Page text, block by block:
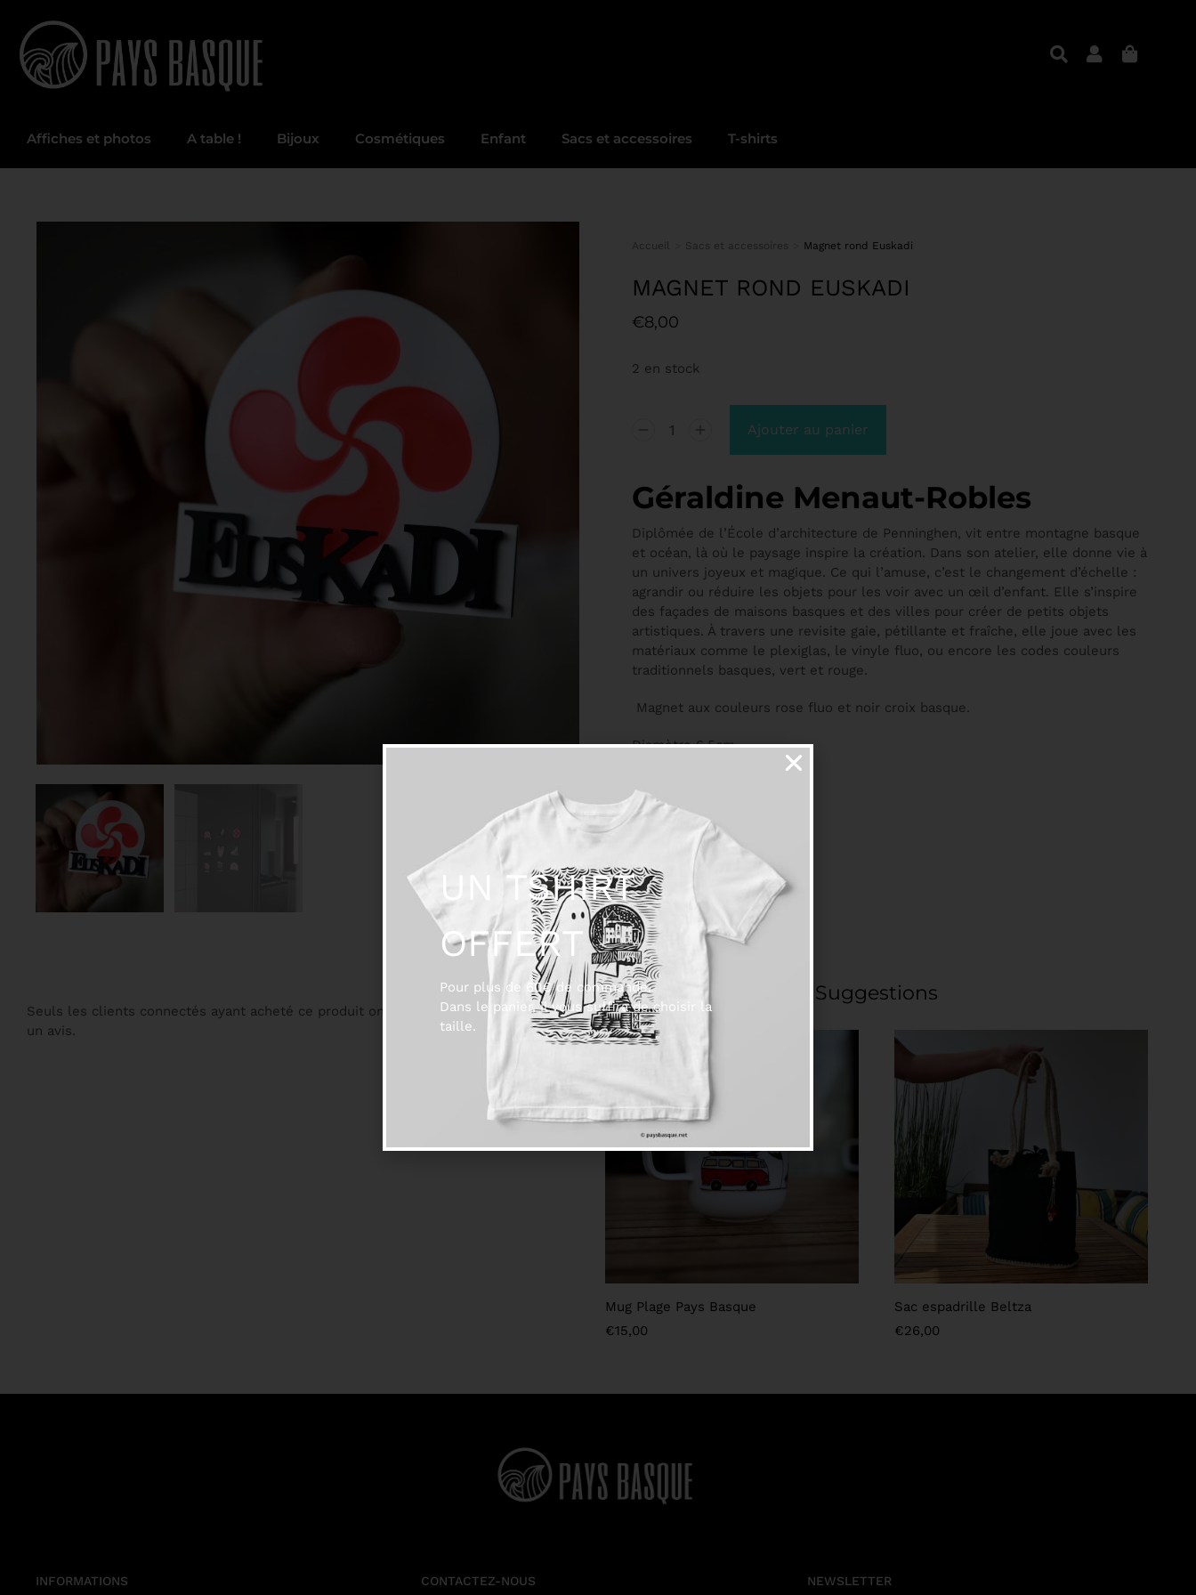
Affiches et photos A table ! Bijoux Cosmétiques Enfant Sacs et accessoires T-shirts
Vous êtes ici :
Accueil Sacs et accessoires Magnet rond Euskadi
MAGNET ROND EUSKADI
€8,00
2 en stock
Ajouter au panier
Géraldine Menaut-Robles
Diplômée de l’École d’architecture de Penninghen, vit entre montagne basque
et océan, là où le paysage inspire la création. Dans son atelier, elle donne vie à
un univers joyeux et magique. Ce qui l’amuse, c’est le changement d’échelle :
agrandir ou réduire les objets pour les voir avec un œil d’enfant. Elle s’inspire
des façades de maisons basques et des villes pour créer de petits objets
artistiques. À travers une revisite gaie, pétillante et fraîche, elle joue avec les
matériaux comme le plexiglas, le vinyle fluo, ou encore les codes couleurs
traditionnels basques, vert et rouge.
Magnet aux couleurs rose fluo et noir croix basque.
Diamètre 6,5cm
Seuls les clients connectés ayant acheté ce produit ont la possibilité de laisser
un avis.
Suggestions
Mug Plage Pays Basque
€15,00
Sac espadrille Beltza
€26,00
INFORMATIONS CONTACTEZ-NOUS NEWSLETTER
UN TSHIRT
OFFERT
Pour plus de 60€ de commande.
Dans le panier, il vous suffira de choisir la
taille.